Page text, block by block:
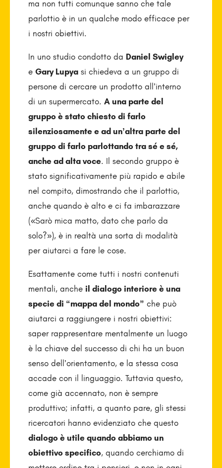
ma non tutti comunque sanno che tale
parlottio è in un qualche modo efficace per
i nostri obiettivi.
In uno studio condotto da Daniel Swigley
e Gary Lupyasi chiedeva a un gruppo di
persone di cercare un prodotto all’interno
di un supermercato. A una parte del
gruppo è stato chiesto di farlo
silenziosamente e ad un’altra parte del
gruppo di farlo parlottando tra sé e sé,
anche ad alta voce. Il secondo gruppo è
stato significativamente più rapido e abile
nel compito, dimostrando che il parlottio,
anche quando è alto e ci fa imbarazzare
(«Sarò mica matto, dato che parlo da
solo?»), è in realtà una sorta di modalità
per aiutarci a fare le cose.
Esattamente come tutti i nostri contenuti
mentali, anche il dialogo interiore è una
specie di “mappa del mondo” che può
aiutarci a raggiungere i nostri obiettivi:
saper rappresentare mentalmente un luogo
è la chiave del successo di chi ha un buon
senso dell’orientamento, e la stessa cosa
accade con il linguaggio. Tuttavia questo,
come già accennato, non è sempre
produttivo; infatti, a quanto pare, gli stessi
ricercatori hanno evidenziato che questo
dialogo è utile quando abbiamo un
obiettivo specifico, quando cerchiamo di